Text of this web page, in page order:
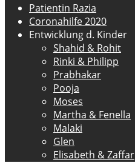
Patientin Razia
Coronahilfe 2020
Entwicklung d. Kinder
Shahid & Rohit
Rinki & Philipp
Prabhakar
Pooja
Moses
Martha & Fenella
Malaki
Glen
Elisabeth & Zaffar